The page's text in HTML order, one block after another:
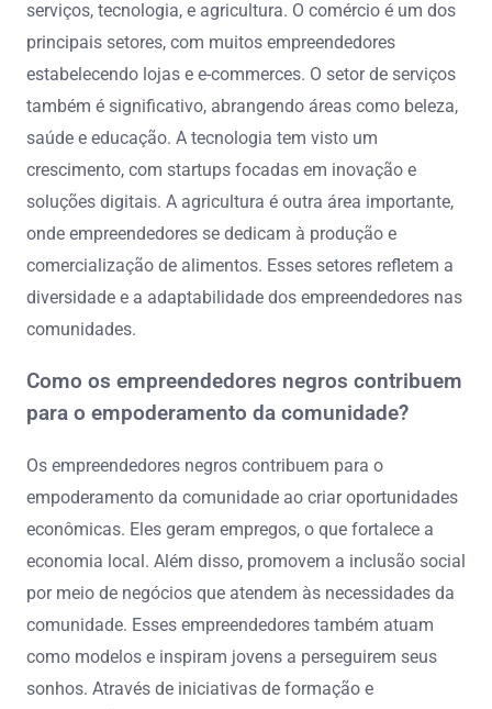
serviços, tecnologia, e agricultura. O comércio é um dos
principais setores, com muitos empreendedores
estabelecendo lojas e e-commerces. O setor de serviços
também é significativo, abrangendo áreas como beleza,
saúde e educação. A tecnologia tem visto um
crescimento, com startups focadas em inovação e
soluções digitais. A agricultura é outra área importante,
onde empreendedores se dedicam à produção e
comercialização de alimentos. Esses setores refletem a
diversidade e a adaptabilidade dos empreendedores nas
comunidades.
Como os empreendedores negros contribuem
para o empoderamento da comunidade?
Os empreendedores negros contribuem para o
empoderamento da comunidade ao criar oportunidades
econômicas. Eles geram empregos, o que fortalece a
economia local. Além disso, promovem a inclusão social
por meio de negócios que atendem às necessidades da
comunidade. Esses empreendedores também atuam
como modelos e inspiram jovens a perseguirem seus
sonhos. Através de iniciativas de formação e